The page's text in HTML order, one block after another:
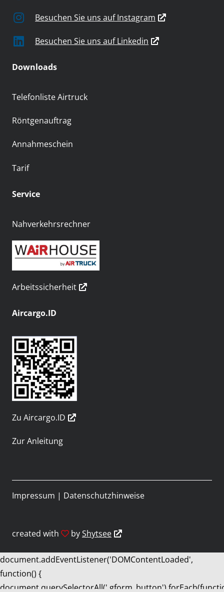
Besuchen Sie uns auf Instagram
Besuchen Sie uns auf Linkedin
Downloads
Telefonliste Airtruck
Röntgenauftrag
Annahmeschein
Tarif
Service
Nahverkehrsrechner
Arbeitssicherheit
Aircargo.ID
Zu Aircargo.ID
Zur Anleitung
created with byShytsee
Impressum | Datenschutzhinweise
document.addEventListener('DOMContentLoaded',
function() {